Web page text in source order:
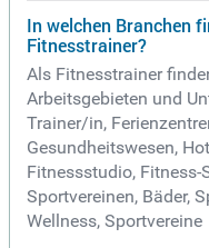
In welchen Branchen
Fitnesstrainer?
Als Fitnesstrainer
Arbeitsgebieten und
Trainer/in,
Gesundheitswesen,
Fitnessstudio,
Sportvereinen, Bäder,
Wellness, Sportvereine